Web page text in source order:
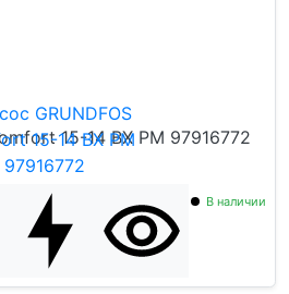
15-14 BX PM 97916772
В наличии